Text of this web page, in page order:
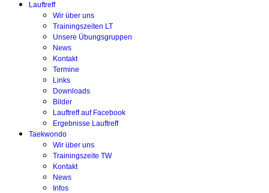
Lauftreff
Wir über uns
Trainingszeiten LT
Unsere Übungsgruppen
News
Kontakt
Termine
Links
Downloads
Bilder
Lauftreff auf Facebook
Ergebnisse Lauftreff
Taekwondo
Wir über uns
Trainingszeite TW
Kontakt
News
Infos